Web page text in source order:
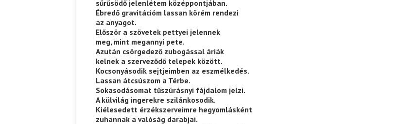
sűrűsödő jelenlétem középpontjában.
Ébredő gravitációm lassan körém rendezi
az anyagot.
Először a szövetek pettyei jelennek
meg, mint megannyi pete.
Azután csörgedező zubogással áriák
kelnek a szerveződő telepek között.
Kocsonyásodik sejtjeimben az eszmélkedés.
Lassan átcsúszom a Térbe.
Sokasodásomat tűszúrásnyi fájdalom jelzi.
A külvilág ingerekre szilánkosodik.
Kiélesedett érzékszerveimre hegyomlásként
zuhannak a valóság darabjai.